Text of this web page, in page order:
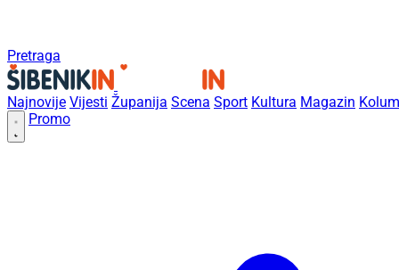
Pretraga
Najnovije Vijesti Županija Scena Sport Kultura Magazin
Promo